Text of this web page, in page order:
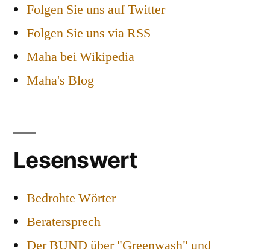
Folgen Sie uns auf Twitter
Folgen Sie uns via RSS
Maha bei Wikipedia
Maha's Blog
Lesenswert
Bedrohte Wörter
Beratersprech
Der BUND über "Greenwash" und